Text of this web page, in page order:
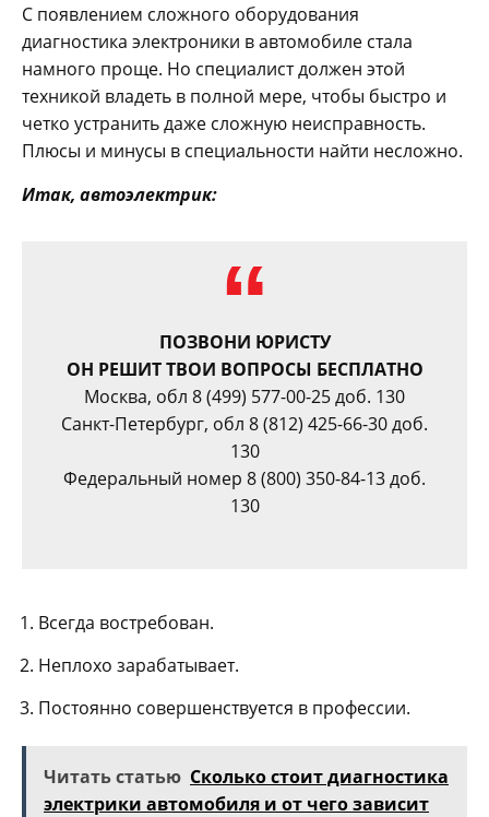
С появлением сложного оборудования
диагностика электроники в автомобиле стала
намного проще. Но специалист должен этой
техникой владеть в полной мере, чтобы быстро и
четко устранить даже сложную неисправность.
Плюсы и минусы в специальности найти несложно.
Итак, автоэлектрик:
ПОЗВОНИ ЮРИСТУ
ОН РЕШИТ ТВОИ ВОПРОСЫ БЕСПЛАТНО
Москва, обл 8 (499) 577-00-25 доб. 130
Санкт-Петербург, обл 8 (812) 425-66-30 доб.
130
Федеральный номер 8 (800) 350-84-13 доб.
130
Всегда востребован.
Неплохо зарабатывает.
Постоянно совершенствуется в профессии.
Читать статью Сколько стоит диагностика
электрики автомобиля и от чего зависит